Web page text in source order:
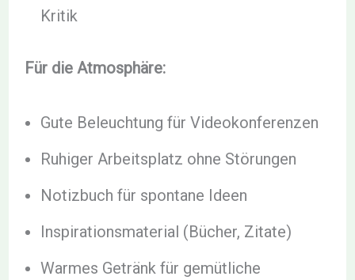
Kritik
Für die Atmosphäre:
Gute Beleuchtung für Videokonferenzen
Ruhiger Arbeitsplatz ohne Störungen
Notizbuch für spontane Ideen
Inspirationsmaterial (Bücher, Zitate)
Warmes Getränk für gemütliche